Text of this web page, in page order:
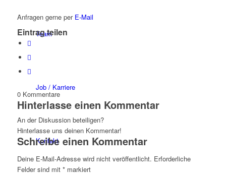
Team
Job / Karriere
Kontakt
Anfragen gerne per E-Mail
Eintrag teilen
0 Kommentare
Hinterlasse einen Kommentar
An der Diskussion beteiligen?
Hinterlasse uns deinen Kommentar!
Schreibe einen Kommentar
Deine E-Mail-Adresse wird nicht veröffentlicht. Erforderliche
Felder sind mit *markiert